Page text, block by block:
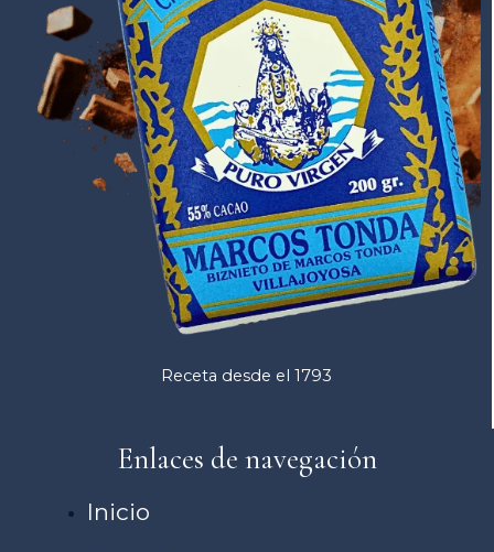
Receta desde el 1793
Enlaces de navegación
Inicio